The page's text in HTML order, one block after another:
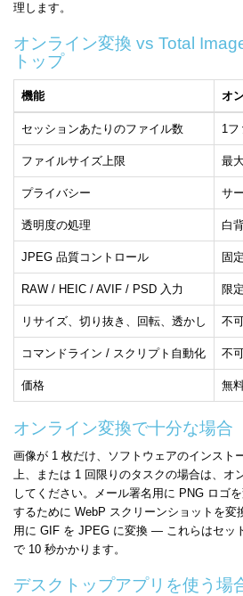
理します。
オンライン変換 vs Total
トップ
機能 オ
セッションあたりのファイル数 1フ
ファイルサイズ上限 最
プライバシー サ
透明度の処理 白
JPEG 品質コントロール 固
RAW / HEIC / AVIF / PSD 入力 限定
リサイズ、切り抜き、回転、透かし 不
コマンドライン / スクリプト自動化 不
価格 無
オンライン変換で十分な場合
画像が 1 枚だけ、ソフトウェアのインスト
上、または 1 回限りのタスクの場合は、オ
してください。メール署名用に PNG ロゴ
するために WebP スクリーンショットを変
用に GIF を JPEG に変換 — これらはセッ
で 10 秒かかります。
デスクトップアプリを使う場